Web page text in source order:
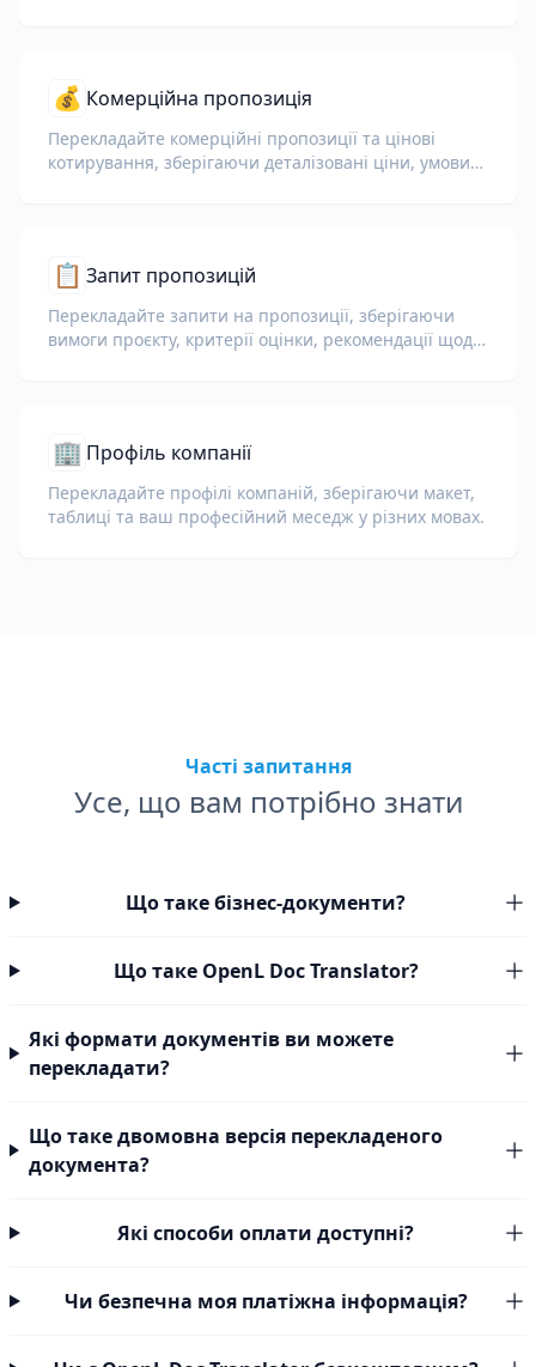
💰 Комерційна пропозиція
Перекладайте комерційні пропозиції та цінові
котирування, зберігаючи деталізовані ціни, умови
📋 Запит пропозицій
Перекладайте запити на пропозиції, зберігаючи
вимоги проєкту, критерії оцінки, рекомендації щодо
🏢 Профіль компанії
Перекладайте профілі компаній, зберігаючи макет,
таблиці та ваш професійний меседж у різних мовах.
Часті запитання
Усе, що вам потрібно знати
Що таке бізнес-документи?
Що таке OpenL Doc Translator?
Які формати документів ви можете
перекладати?
Що таке двомовна версія перекладеного
документа?
Які способи оплати доступні?
Чи безпечна моя платіжна інформація?